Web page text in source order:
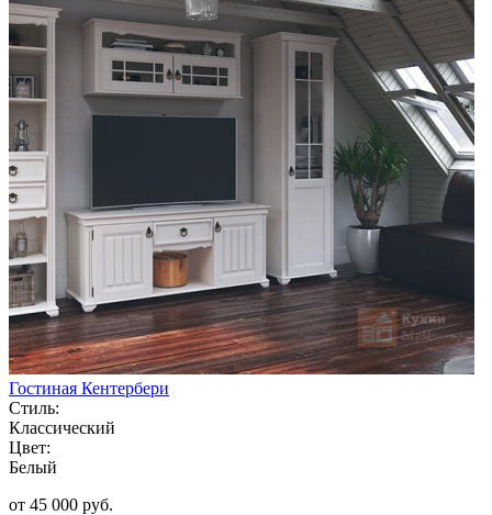
Гостиная Кентербери
Стиль:
Классический
Цвет:
Белый
от 45 000 руб.